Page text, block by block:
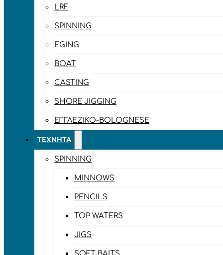
LRF
SPINNING
EGING
BOAT
CASTING
SHORE JIGGING
ΕΓΓΛΈΖΙΚΟ-BOLOGNESE
ΤΕΧΝΗΤΆ
SPINNING
MINNOWS
PENCILS
TOP WATERS
JIGS